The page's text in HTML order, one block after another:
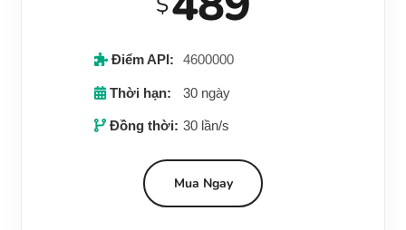
Điểm API: 4600000
Thời hạn: 30 ngày
Đồng thời: 30 lần/s
Mua Ngay